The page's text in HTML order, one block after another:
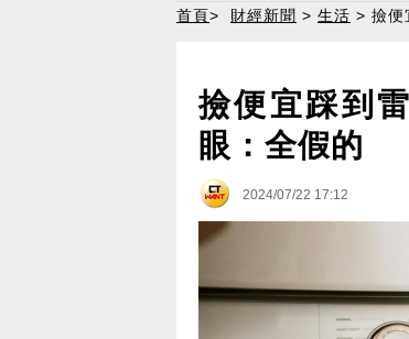
首頁> 財經新聞 > 生活 > 撿便
撿便宜踩到
眼：全假的
2024/07/22 17:12